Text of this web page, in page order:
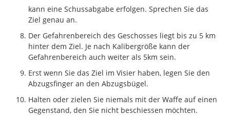
kann eine Schussabgabe erfolgen. Sprechen Sie das
Ziel genau an.
Der Gefahrenbereich des Geschosses liegt bis zu 5 km
hinter dem Ziel. Je nach Kalibergröße kann der
Gefahrenbereich auch weiter als 5km sein.
Erst wenn Sie das Ziel im Visier haben, legen Sie den
Abzugsfinger an den Abzugsbügel.
Halten oder zielen Sie niemals mit der Waffe auf einen
Gegenstand, den Sie nicht beschiessen möchten.